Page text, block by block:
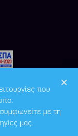
που
με τη
μας.